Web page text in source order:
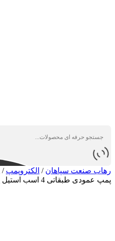
رهاب صنعت سپاهان / الکتروپمپ /
پمپ عمودی طبقاتی 4 اسب استیل پدرولو HT15/3R